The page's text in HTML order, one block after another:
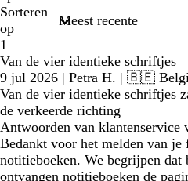
Sorteren
op
1
Van de vier identieke schriftjes
9 jul 2026 | Petra H. | 🇧🇪
Van de vier identieke schriftjes
de verkeerde richting
Antwoorden van klantenservice
Bedankt voor het melden van je
notitieboeken. We begrijpen
ontvangen notitieboeken de